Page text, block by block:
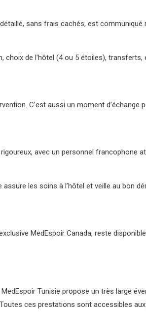
sans frais cachés, est communiqué
choix de l’hôtel (4 ou 5 étoiles),
C’est aussi un moment d’échange
avec un personnel francophone
les soins à l’hôtel et veille au bon
MedEspoir Canada, reste
MedEspoir Tunisie propose un très large
ces prestations sont accessibles aux